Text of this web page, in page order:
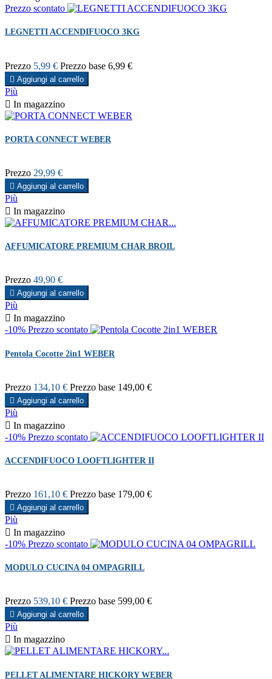
Prezzo scontato
LEGNETTI ACCENDIFUOCO 3KG
Prezzo 5,99 € Prezzo base 6,99 €
 Aggiungi al carrello
Più
 In magazzino
PORTA CONNECT WEBER
Prezzo 29,99 €
 Aggiungi al carrello
Più
 In magazzino
AFFUMICATORE PREMIUM CHAR BROIL
Prezzo 49,90 €
 Aggiungi al carrello
Più
 In magazzino
-10% Prezzo scontato
Pentola Cocotte 2in1 WEBER
Prezzo 134,10 € Prezzo base 149,00 €
 Aggiungi al carrello
Più
 In magazzino
-10% Prezzo scontato
ACCENDIFUOCO LOOFTLIGHTER II
Prezzo 161,10 € Prezzo base 179,00 €
 Aggiungi al carrello
Più
 In magazzino
-10% Prezzo scontato
MODULO CUCINA 04 OMPAGRILL
Prezzo 539,10 € Prezzo base 599,00 €
 Aggiungi al carrello
Più
 In magazzino
PELLET ALIMENTARE HICKORY WEBER